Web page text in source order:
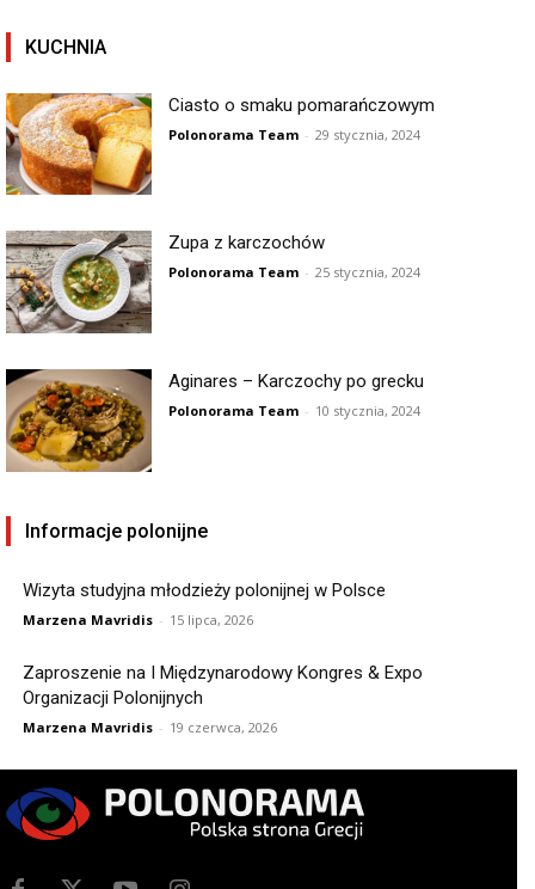
KUCHNIA
Ciasto o smaku pomarańczowym
Polonorama Team - 29 stycznia, 2024
Zupa z karczochów
Polonorama Team - 25 stycznia, 2024
Aginares – Karczochy po grecku
Polonorama Team - 10 stycznia, 2024
Informacje polonijne
Wizyta studyjna młodzieży polonijnej w Polsce
Marzena Mavridis - 15 lipca, 2026
Zaproszenie na I Międzynarodowy Kongres & Expo
Organizacji Polonijnych
Marzena Mavridis - 19 czerwca, 2026